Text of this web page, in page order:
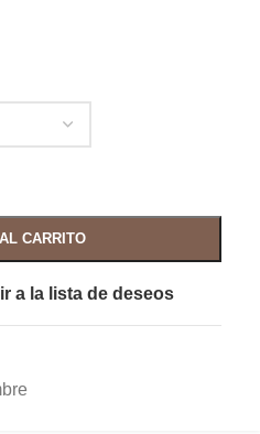
CARRITO
a la lista de deseos